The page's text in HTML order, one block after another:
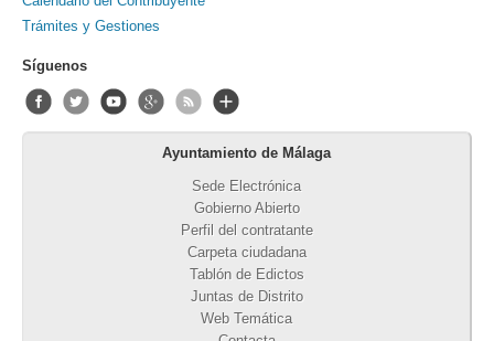
Trámites y Gestiones
Síguenos
Ayuntamiento de Málaga
Sede Electrónica
Gobierno Abierto
Perfil del contratante
Carpeta ciudadana
Tablón de Edictos
Juntas de Distrito
Web Temática